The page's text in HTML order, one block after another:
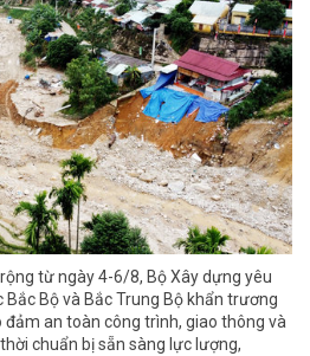
từ ngày 4-6/8, Bộ Xây dựng yêu
Bộ và Bắc Trung Bộ khẩn trương
đảm an toàn công trình, giao thông và
chuẩn bị sẵn sàng lực lượng,